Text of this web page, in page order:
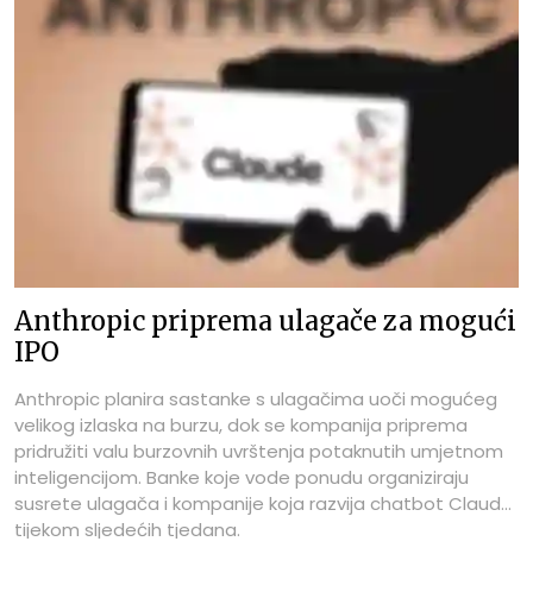
Anthropic priprema ulagače za mogući
IPO
Anthropic planira sastanke s ulagačima uoči mogućeg
velikog izlaska na burzu, dok se kompanija priprema
pridružiti valu burzovnih uvrštenja potaknutih umjetnom
inteligencijom. Banke koje vode ponudu organiziraju
susrete ulagača i kompanije koja razvija chatbot Claude
tijekom sljedećih tjedana.